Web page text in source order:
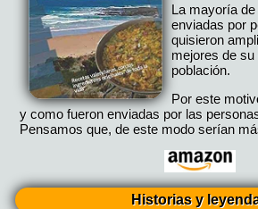
La mayoría
enviadas por
quisieron
mejores de
población.
Por este
y como fueron enviadas por las
Pensamos que, de este modo serían
Historias y